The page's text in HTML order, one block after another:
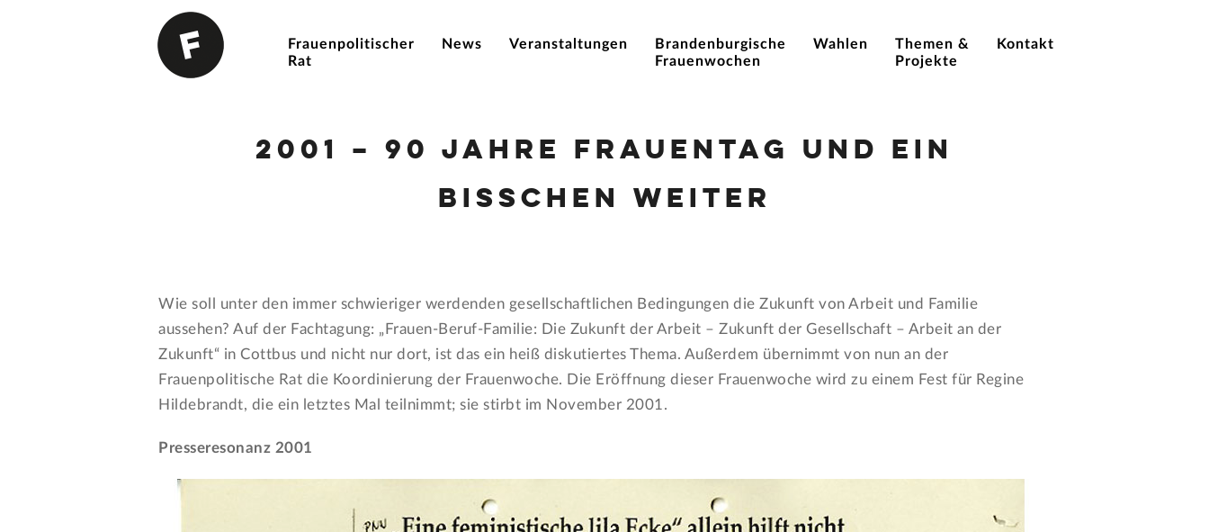
Frauenpolitischer
Rat
News Veranstaltungen
Brandenburgische
Frauenwochen
Wahlen
Themen &
Projekte
Kontakt
2001 – 90 Jahre Frauentag und ein
bisschen weiter
Wie soll unter den immer schwieriger werdenden gesellschaftlichen Bedingungen die Zukunft von Arbeit und Familie
aussehen? Auf der Fachtagung: „Frauen-Beruf-Familie: Die Zukunft der Arbeit – Zukunft der Gesellschaft – Arbeit an der
Zukunft“ in Cottbus und nicht nur dort, ist das ein heiß diskutiertes Thema. Außerdem übernimmt von nun an der
Frauenpolitische Rat die Koordinierung der Frauenwoche. Die Eröffnung dieser Frauenwoche wird zu einem Fest für Regine
Hildebrandt, die ein letztes Mal teilnimmt; sie stirbt im November 2001.
Presseresonanz 2001